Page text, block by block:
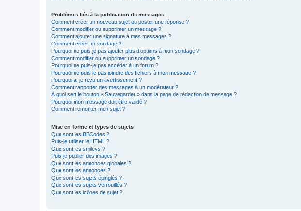
Problèmes liés à la publication de messages
Comment créer un nouveau sujet ou poster une réponse ?
Comment modifier ou supprimer un message ?
Comment ajouter une signature à mes messages ?
Comment créer un sondage ?
Pourquoi ne puis-je pas ajouter plus d’options à mon sondage ?
Comment modifier ou supprimer un sondage ?
Pourquoi ne puis-je pas accéder à un forum ?
Pourquoi ne puis-je pas joindre des fichiers à mon message ?
Pourquoi ai-je reçu un avertissement ?
Comment rapporter des messages à un modérateur ?
À quoi sert le bouton « Sauvegarder » dans la page de rédaction de message ?
Pourquoi mon message doit être validé ?
Comment remonter mon sujet ?
Mise en forme et types de sujets
Que sont les BBCodes ?
Puis-je utiliser le HTML ?
Que sont les smileys ?
Puis-je publier des images ?
Que sont les annonces globales ?
Que sont les annonces ?
Que sont les sujets épinglés ?
Que sont les sujets verrouillés ?
Que sont les icônes de sujet ?